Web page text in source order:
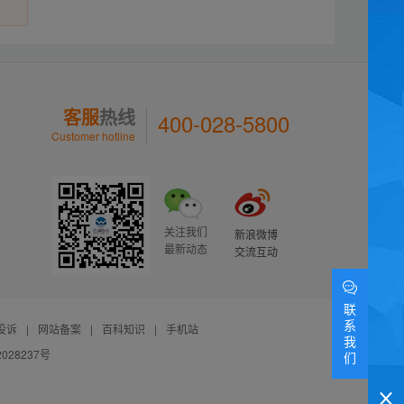
客服热线
Customer hotline 400-028-5800
关注我们
最新动态
新浪微博
交流互动
诉 | 网站备案 | 百科知识 |
手机站
号
联
系
我
们